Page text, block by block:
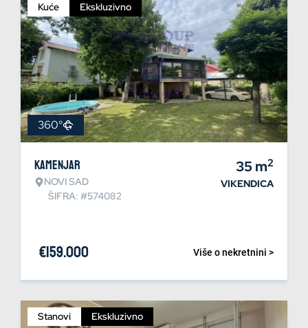
Kuće Ekskluzivno
360°
Kamenjar
NOVI SAD
ŠIFRA: #574082
35m2
VIKENDICA
Više o nekretnini >
€159.000
Stanovi Ekskluzivno